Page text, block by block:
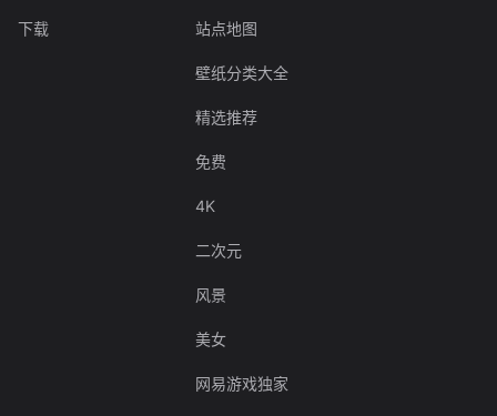
下载 站点地图
壁纸分类大全
精选推荐
免费
4K
二次元
风景
美女
网易游戏独家